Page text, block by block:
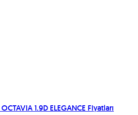
OCTAVIA 1.9D ELEGANCE Fiyatları